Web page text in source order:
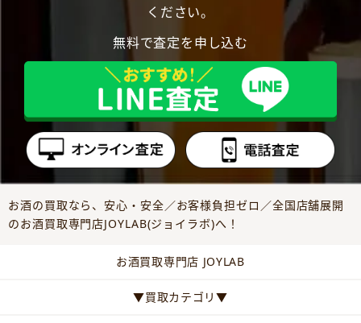
ください。
無料で査定を申し込む
お酒の買取なら、安心・安全／お客様負担ゼロ／全国店舗展開
のお酒買取専門店JOYLAB(ジョイラボ)へ！
お酒買取専門店 JOYLAB
▼買取カテゴリ▼